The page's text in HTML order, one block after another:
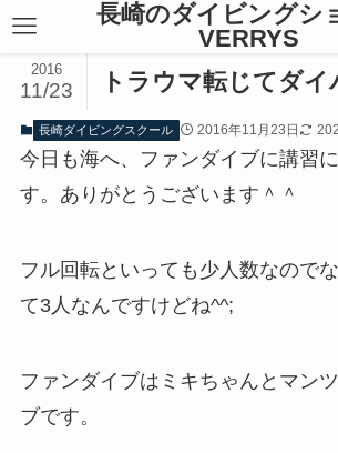
長崎のダイビングシ
VERRYS
トラウマ転じてダイ
2016
11/23
長崎ダイビングスクール 2016年11月23日
今日も海へ、ファンダイブに講習
す。ありがとうございます＾＾
フル回転といっても少人数なので
て3人なんですけどね^^;
ファンダイブはミキちゃんとマン
ブです。